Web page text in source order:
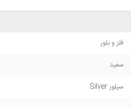
فلز و بلور
سفید
سیلور Silver